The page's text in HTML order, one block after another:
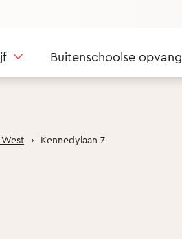
Buitenschoolse opvang
Kennedylaan 7